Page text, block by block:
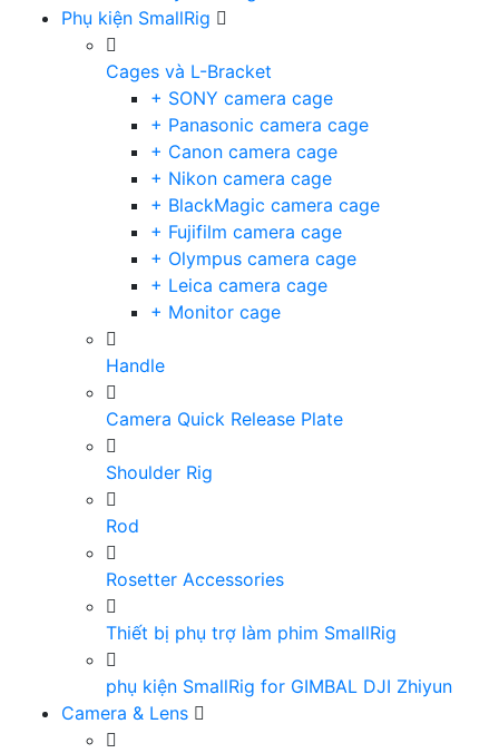
Phụ kiện SmallRig
Cages và L-Bracket
+ SONY camera cage
+ Panasonic camera cage
+ Canon camera cage
+ Nikon camera cage
+ BlackMagic camera cage
+ Fujifilm camera cage
+ Olympus camera cage
+ Leica camera cage
+ Monitor cage
Handle
Camera Quick Release Plate
Shoulder Rig
Rod
Rosetter Accessories
Thiết bị phụ trợ làm phim SmallRig
phụ kiện SmallRig for GIMBAL DJI Zhiyun
Camera & Lens